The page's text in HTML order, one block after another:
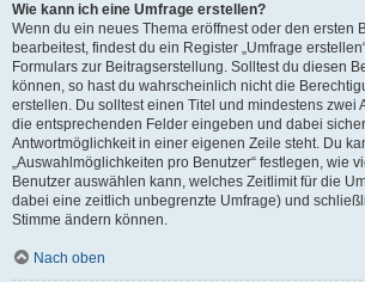
Wie kann ich eine Umfrage erstellen?
Wenn du ein neues Thema eröffnest oder den ersten
bearbeitest, findest du ein Register „Umfrage
Formulars zur Beitragserstellung. Solltest du diesen
können, so hast du wahrscheinlich nicht die
erstellen. Du solltest einen Titel und mindestens zwei
die entsprechenden Felder eingeben und dabei
Antwortmöglichkeit in einer eigenen Zeile steht. Du
„Auswahlmöglichkeiten pro Benutzer“ festlegen, wie
Benutzer auswählen kann, welches Zeitlimit für die
dabei eine zeitlich unbegrenzte Umfrage) und
Stimme ändern können.
Nach oben